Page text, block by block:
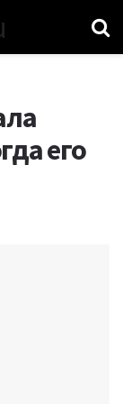
его